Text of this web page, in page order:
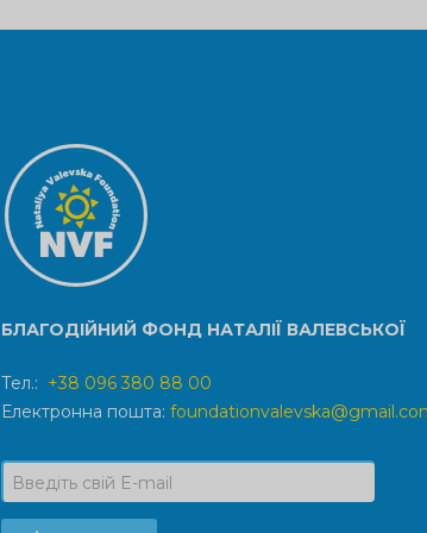
БЛАГОДІЙНИЙ ФОНД НАТАЛІЇ ВАЛЕВСЬКОЇ
Тел.: +38 096 380 88 00
Електронна пошта: